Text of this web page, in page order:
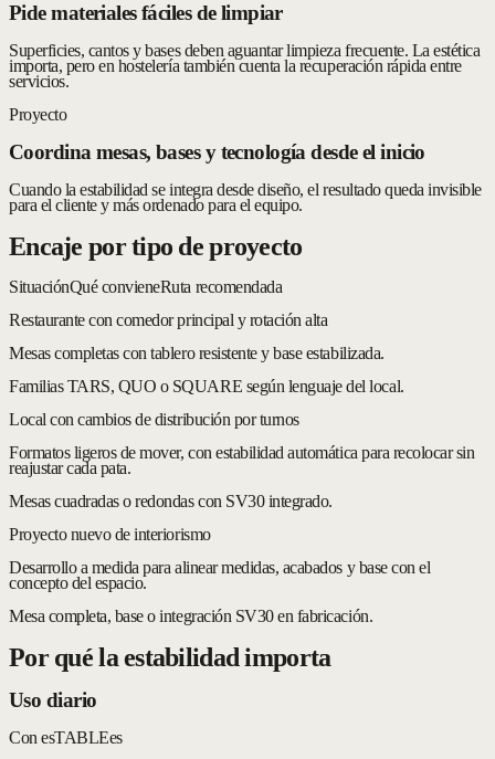
Pide materiales fáciles de limpiar
Superficies, cantos y bases deben aguantar limpieza frecuente. La estética
importa, pero en hostelería también cuenta la recuperación rápida entre
servicios.
Proyecto
Coordina mesas, bases y tecnología desde el inicio
Cuando la estabilidad se integra desde diseño, el resultado queda invisible
para el cliente y más ordenado para el equipo.
Encaje por tipo de proyecto
SituaciónQué convieneRuta recomendada
Restaurante con comedor principal y rotación alta
Mesas completas con tablero resistente y base estabilizada.
Familias TARS, QUO o SQUARE según lenguaje del local.
Local con cambios de distribución por turnos
Formatos ligeros de mover, con estabilidad automática para recolocar sin
reajustar cada pata.
Mesas cuadradas o redondas con SV30 integrado.
Proyecto nuevo de interiorismo
Desarrollo a medida para alinear medidas, acabados y base con el
concepto del espacio.
Mesa completa, base o integración SV30 en fabricación.
Por qué la estabilidad importa
Uso diario
Con esTABLEes